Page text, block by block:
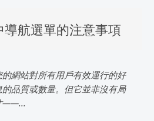
航選單的注意事項
網站對所有用戶有效運行的好
品質或數量。但它並非沒有局
——...